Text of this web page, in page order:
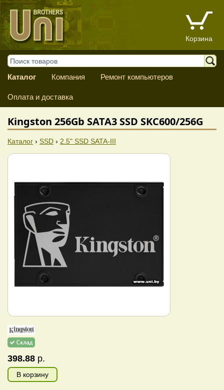
Корзина
Каталог Компания Ремонт компьютеров
Оплата и доставка
Kingston 256Gb SATA3 SSD SKC600/256G
Каталог › SSD › 2.5" SSD SATA-III
398.88 р.
В корзину